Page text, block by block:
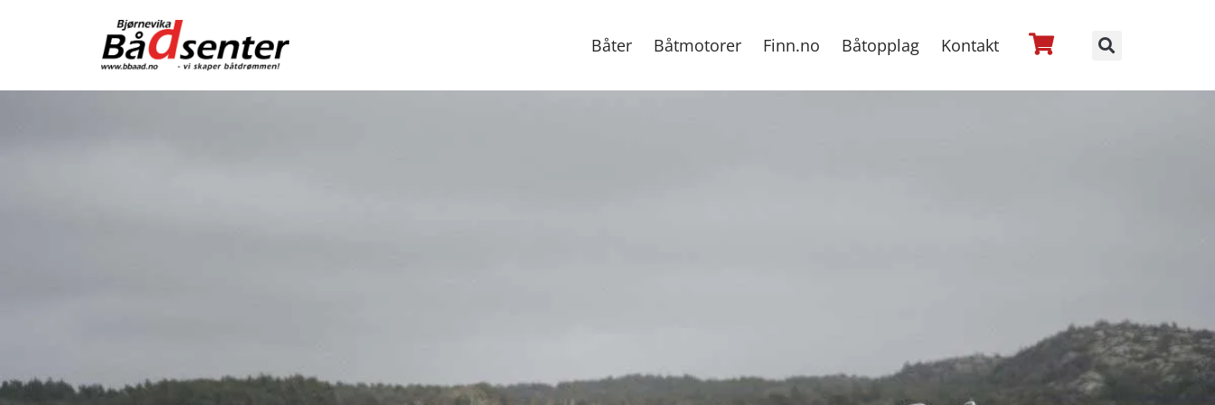
Båter Båtmotorer Finn.no Båtopplag Kontakt